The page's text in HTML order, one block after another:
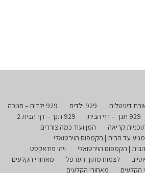
929 ילדים
929 ילדים – חנוכה
929 תנך – דף הבית
929 תנך – דף הבית 2
קריאה
המן ועוד כמה צוררים
עד הבית | הקמפוס הוירטואלי
| הקמפוס הוירטואלי
ויהי פודאקסט
יוטיוב לצמוח מתוך הערפל
מאחורי הקלעים
הקלעים
מאחורי הקלעים